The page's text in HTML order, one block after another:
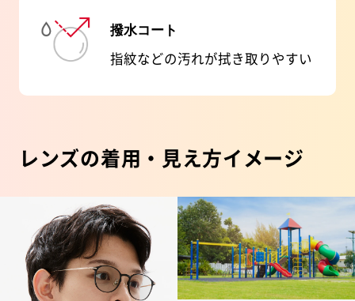
撥水コート
指紋などの汚れが拭き取りやすい
レンズの着用・見え方イメージ